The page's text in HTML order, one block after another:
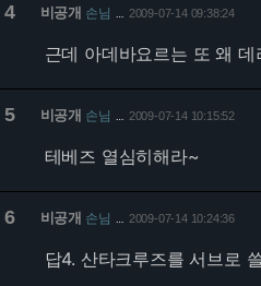
4 비공개 손님 2009-07-14 09:38:24
근데 아데바요르는 또 왜 데
5 비공개 손님 2009-07-14 10:15:52
테베즈 열심히해라~
6 비공개 손님 2009-07-14 10:24:36
답4. 산타크루즈를 서브로